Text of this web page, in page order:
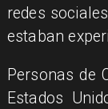
redes
estaban
Personas de
Estados